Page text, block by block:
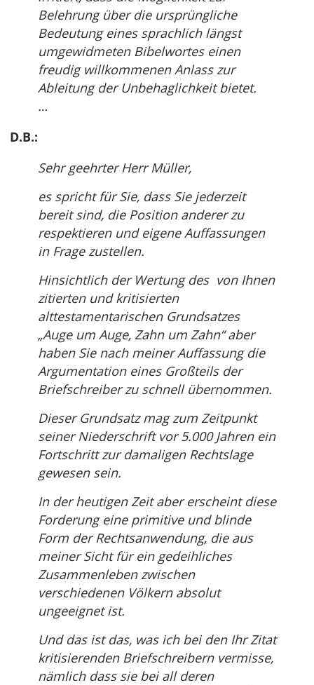
Belehrung über die ursprüngliche
Bedeutung eines sprachlich längst
umgewidmeten Bibelwortes einen
freudig willkommenen Anlass zur
Ableitung der Unbehaglichkeit bietet.
…
D.B.:
Sehr geehrter Herr Müller,
es spricht für Sie, dass Sie jederzeit
bereit sind, die Position anderer zu
respektieren und eigene Auffassungen
in Frage zustellen.
Hinsichtlich der Wertung des von Ihnen
zitierten und kritisierten
alttestamentarischen Grundsatzes
„Auge um Auge, Zahn um Zahn“ aber
haben Sie nach meiner Auffassung die
Argumentation eines Großteils der
Briefschreiber zu schnell übernommen.
Dieser Grundsatz mag zum Zeitpunkt
seiner Niederschrift vor 5.000 Jahren ein
Fortschritt zur damaligen Rechtslage
gewesen sein.
In der heutigen Zeit aber erscheint diese
Forderung eine primitive und blinde
Form der Rechtsanwendung, die aus
meiner Sicht für ein gedeihliches
Zusammenleben zwischen
verschiedenen Völkern absolut
ungeeignet ist.
Und das ist das, was ich bei den Ihr Zitat
kritisierenden Briefschreibern vermisse,
nämlich dass sie bei all deren